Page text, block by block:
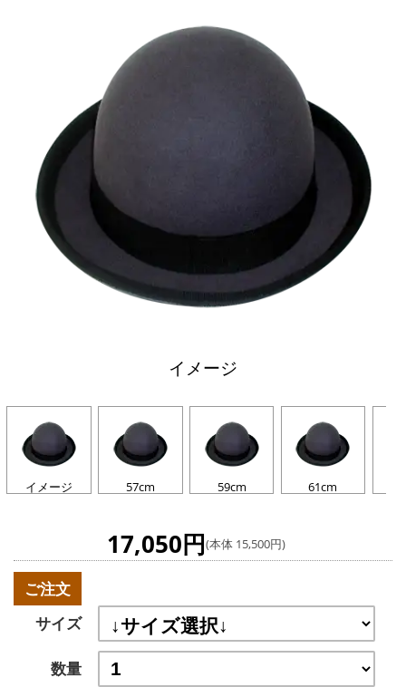
イメージ
イメージ 57cm 59cm 61cm
17,050円(本体 15,500円)
ご注文
サイズ
数量